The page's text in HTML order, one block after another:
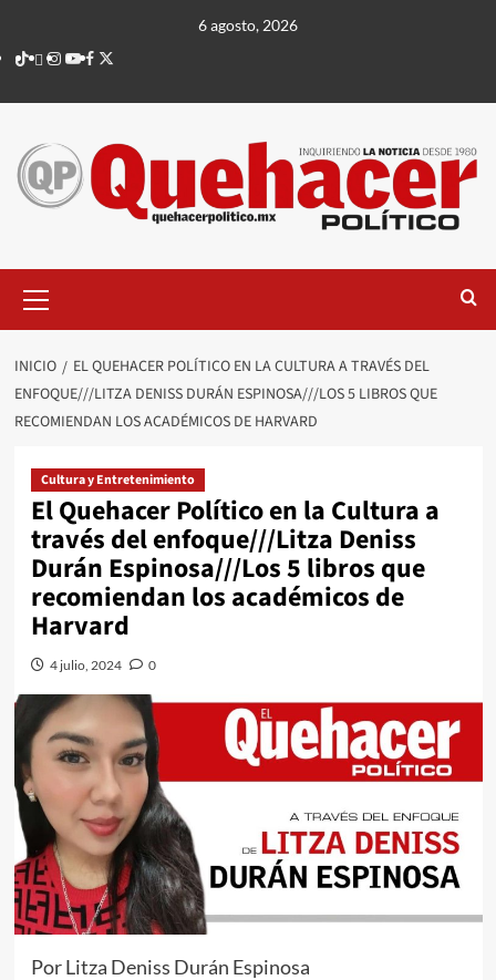
contenido
6 agosto, 2026
TikTok
threads
Instagram
Youtube
Facebook
X
principal
INICIO
EL QUEHACER POLÍTICO EN LA CULTURA A TRAVÉS DEL
ENFOQUE///LITZA DENISS DURÁN ESPINOSA///LOS 5 LIBROS QUE
RECOMIENDAN LOS ACADÉMICOS DE HARVARD
Cultura y Entretenimiento
El Quehacer Político en la Cultura a
través del enfoque///Litza Deniss
Durán Espinosa///Los 5 libros que
recomiendan los académicos de
Harvard
4 julio, 2024 0
Por Litza Deniss Durán Espinosa